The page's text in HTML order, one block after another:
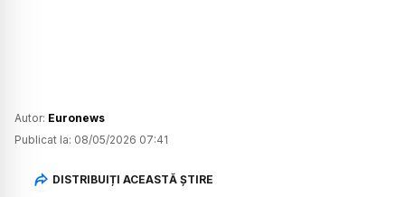
Autor: Euronews
Publicat la: 08/05/2026 07:41
DISTRIBUIȚI ACEASTĂ ȘTIRE